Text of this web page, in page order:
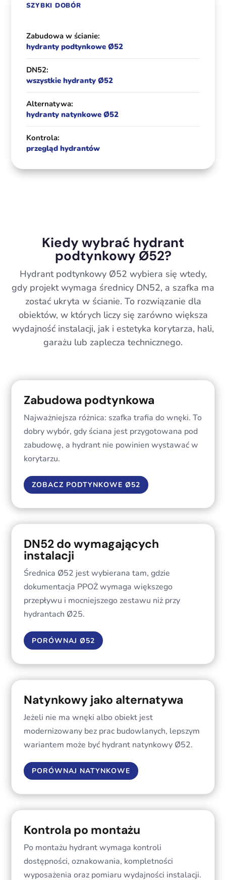
SZYBKI DOBÓR
Zabudowa w ścianie:
hydranty podtynkowe Ø52
DN52:
wszystkie hydranty Ø52
Alternatywa:
hydranty natynkowe Ø52
Kontrola:
przegląd hydrantów
Kiedy wybrać hydrant
podtynkowy Ø52?
Hydrant podtynkowy Ø52 wybiera się wtedy,
gdy projekt wymaga średnicy DN52, a szafka ma
zostać ukryta w ścianie. To rozwiązanie dla
obiektów, w których liczy się zarówno większa
wydajność instalacji, jak i estetyka korytarza, hali,
garażu lub zaplecza technicznego.
Zabudowa podtynkowa
Najważniejsza różnica: szafka trafia do wnęki. To
dobry wybór, gdy ściana jest przygotowana pod
zabudowę, a hydrant nie powinien wystawać w
korytarzu.
ZOBACZ PODTYNKOWE Ø52
DN52 do wymagających
instalacji
Średnica Ø52 jest wybierana tam, gdzie
dokumentacja PPOŻ wymaga większego
przepływu i mocniejszego zestawu niż przy
hydrantach Ø25.
PORÓWNAJ Ø52
Natynkowy jako alternatywa
Jeżeli nie ma wnęki albo obiekt jest
modernizowany bez prac budowlanych, lepszym
wariantem może być hydrant natynkowy Ø52.
PORÓWNAJ NATYNKOWE
Kontrola po montażu
Po montażu hydrant wymaga kontroli
dostępności, oznakowania, kompletności
wyposażenia oraz pomiaru wydajności instalacji.